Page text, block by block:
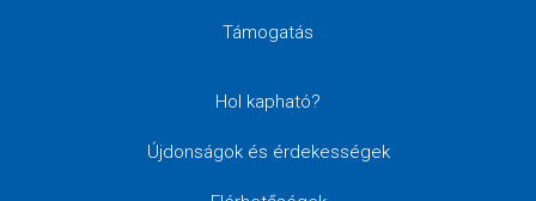
Támogatás
Hol kapható?
Újdonságok és érdekességek